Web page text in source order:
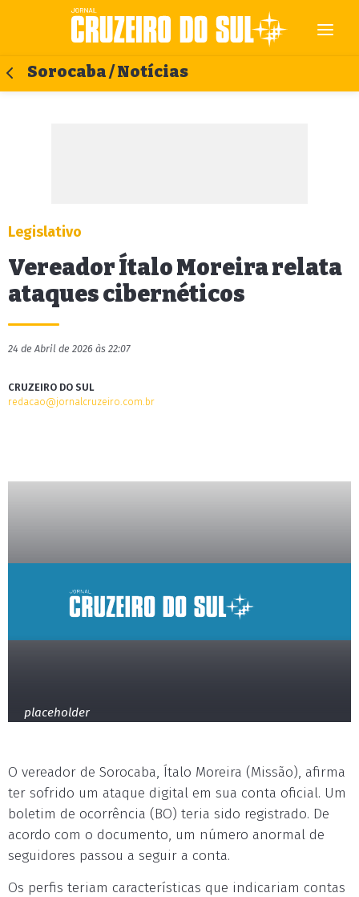
Sorocaba / Notícias
Legislativo
Vereador Ítalo Moreira relata
ataques cibernéticos
24 de Abril de 2026 às 22:07
CRUZEIRO DO SUL
redacao@jornalcruzeiro.com.br
placeholder
O vereador de Sorocaba, Ítalo Moreira (Missão), afirma
ter sofrido um ataque digital em sua conta oficial. Um
boletim de ocorrência (BO) teria sido registrado. De
acordo com o documento, um número anormal de
seguidores passou a seguir a conta.
Os perfis teriam características que indicariam contas